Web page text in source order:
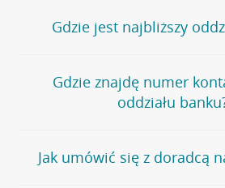
Gdzie jest najbliższy
Jeśli szukasz oddziału naszego
stronęPlacówki i bankomaty, na
wygodna wyszukiwarka.
oddziałów
Gdzie znajdę numer
oddziału
Bank Credit Agricole nie udostępnia
telefonu do placówki bankowej.
Jak umówić się z doradcą